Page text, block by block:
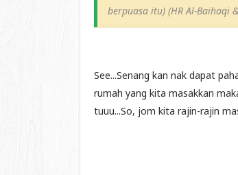
berpuasa itu) (HR Al-Baihaqi
See...Senang kan nak dapat
rumah yang kita masakkan
tuuu...So, jom kita rajin-rajin